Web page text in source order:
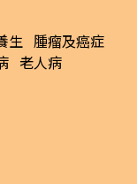
生 腫瘤及癌症
老人病